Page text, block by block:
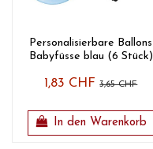
Personalisierbare Ballons
Babyfüsse blau (6 Stück)
1,83 CHF3,65 CHF
In den Warenkorb